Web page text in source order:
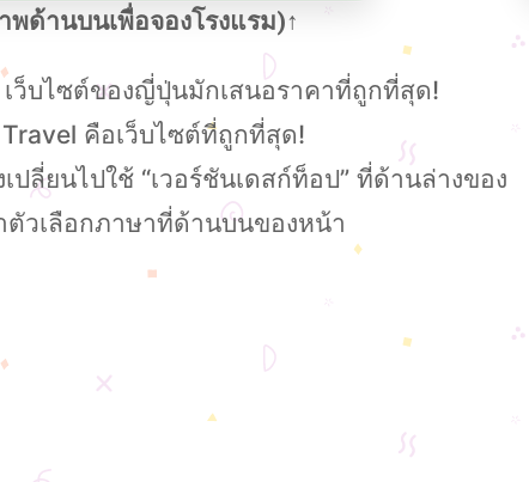
พด้านบนเพื่อจองโรงแรม)↑
ว็บไซต์ของญี่ปุ่นมักเสนอราคาที่ถูกที่สุด!
คือเว็บไซต์ที่ถูกที่สุด!
ปลี่ยนไปใช้ “เวอร์ชันเดสก์ท็อป” ที่ด้านล่างของ
วเลือกภาษาที่ด้านบนของหน้า